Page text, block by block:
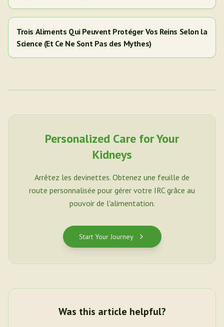
Trois Aliments Qui Peuvent Protéger Vos Reins Selon la
Science (Et Ce Ne Sont Pas des Mythes)
Personalized Care for Your
Kidneys
Arrêtez les devinettes. Obtenez une feuille de
route personnalisée pour gérer votre IRC grâce au
pouvoir de l'alimentation.
Start Your Journey
Was this article helpful?